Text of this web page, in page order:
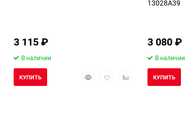
3 115₽
В наличии
БыстрыйДобавитьДобавить
КУПИТЬ
13028А39
3 080₽
В наличии
КУПИТЬ